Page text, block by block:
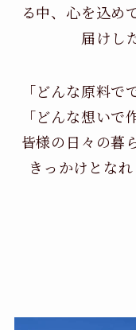
る中、 心を込め
届けし
「どんな原料で
「どんな想いで
皆様の日々の暮
きっかけとな